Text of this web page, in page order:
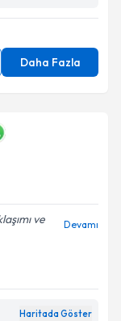
Daha Fazla
ve
Devamı
Haritada Göster